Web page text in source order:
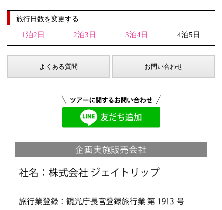
旅行日数を変更する
1泊2日 2泊3日 3泊4日 4泊5日
よくある質問 お問い合わせ